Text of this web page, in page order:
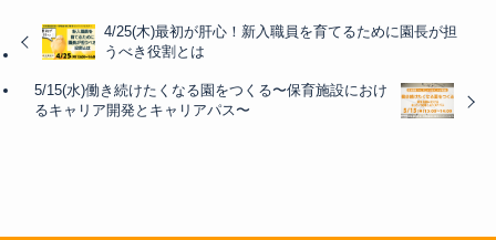
4/25(木)最初が肝心！新入職員を育てるために園長が担
うべき役割とは
5/15(水)働き続けたくなる園をつくる〜保育施設におけ
るキャリア開発とキャリアパス〜